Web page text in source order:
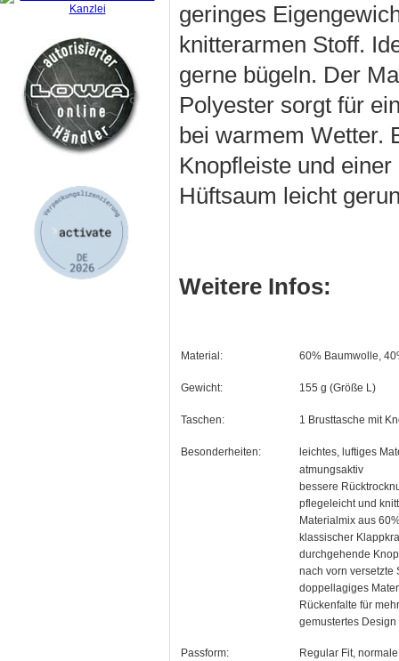
geringes
knitterarmen Stoff.
gerne bügeln. Der
Polyester sorgt für
bei warmem Wetter.
Knopfleiste und
Hüftsaum leicht
Weitere Infos:
Material: 60% Baumwolle,
Gewicht: 155 g (Größe L)
Taschen: 1 Brusttasche mit
Besonderheiten:
leichtes, luftiges
atmungsaktiv
bessere
pflegeleicht und
Materialmix aus
klassischer
durchgehende
nach vorn versetzte
doppellagiges
Rückenfalte für
gemustertes Design
Passform:
Regular Fit,